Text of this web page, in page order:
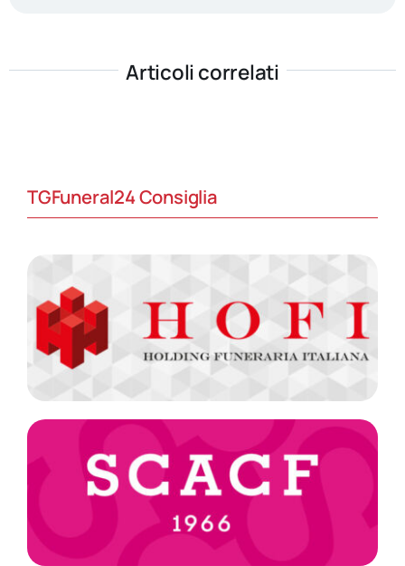
Articoli correlati
TGFuneral24 Consiglia